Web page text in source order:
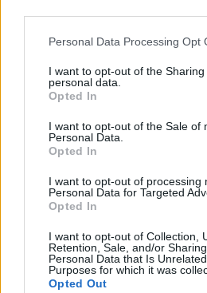
Please note that this website/app
not limited to your visit or usage
grant or deny consent to Google
use your data for below specified
consent section.
Personal Data Processing Opt
I want to opt-out of the
personal data.
Opted In
I want to opt-out of the Sale of
Personal Data.
Opted In
I want to opt-out of processing
Personal Data for Targeted
Opted In
I want to opt-out of Collection,
Retention, Sale, and/or
Personal Data that Is
Purposes for which it was
Opted Out
SCHUMACHER VANDA